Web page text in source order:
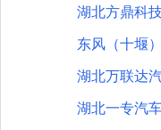
湖北方鼎科
东风（十堰
湖北万联达
湖北一专汽